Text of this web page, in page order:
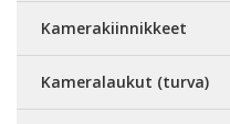
Kamerakiinnikkeet
Kameralaukut (turva)